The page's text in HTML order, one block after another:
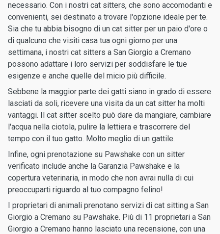
necessario. Con i nostri cat sitters, che sono accomodanti e
convenienti, sei destinato a trovare l'opzione ideale per te.
Sia che tu abbia bisogno di un cat sitter per un paio d'ore o
di qualcuno che visiti casa tua ogni giorno per una
settimana, i nostri cat sitters a San Giorgio a Cremano
possono adattare i loro servizi per soddisfare le tue
esigenze e anche quelle del micio più difficile.
Sebbene la maggior parte dei gatti siano in grado di essere
lasciati da soli, ricevere una visita da un cat sitter ha molti
vantaggi. Il cat sitter scelto può dare da mangiare, cambiare
l'acqua nella ciotola, pulire la lettiera e trascorrere del
tempo con il tuo gatto. Molto meglio di un gattile.
Infine, ogni prenotazione su Pawshake con un sitter
verificato include anche la Garanzia Pawshake e la
copertura veterinaria, in modo che non avrai nulla di cui
preoccuparti riguardo al tuo compagno felino!
I proprietari di animali prenotano servizi di cat sitting a San
Giorgio a Cremano su Pawshake. Più di 11 proprietari a San
Giorgio a Cremano hanno lasciato una recensione, con una